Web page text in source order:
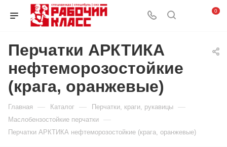
0
Перчатки АРКТИКА
нефтеморозостойкие
(крага, оранжевые)
Главная — Каталог — Перчатки, краги, рукавицы —
Маслобензостойкие перчатки —
Перчатки АРКТИКА нефтеморозостойкие (крага, оранжевые)